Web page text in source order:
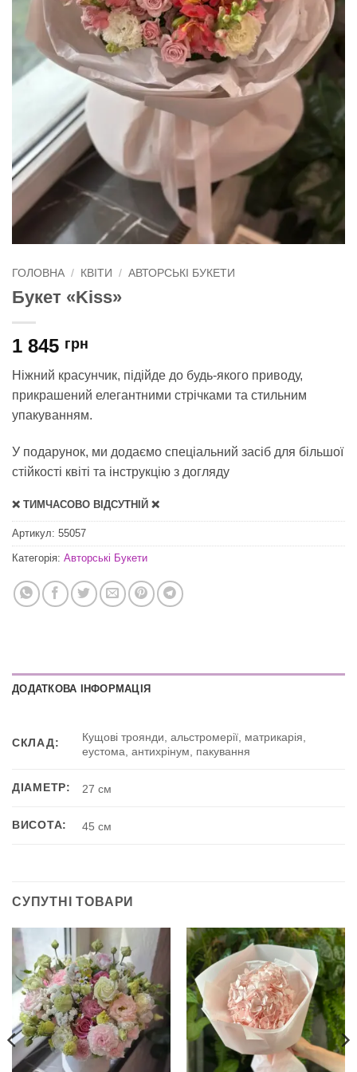
ГОЛОВНА / КВІТИ / АВТОРСЬКІ БУКЕТИ
Букет «Kiss»
1 845 грн
Ніжний красунчик, підійде до будь-якого приводу,
прикрашений елегантними стрічками та стильним
упакуванням.
У подарунок, ми додаємо спеціальний засіб для більшої
стійкості квіті та інструкцію з догляду
❌ ТИМЧАСОВО ВІДСУТНІЙ ❌
Артикул: 55057
Категорія: Авторські Букети
ДОДАТКОВА ІНФОРМАЦІЯ
СКЛАД:
Кущові троянди, альстромерії, матрикарія,
еустома, антихрінум, пакування
ДІАМЕТР: 27 см
ВИСОТА: 45 см
СУПУТНІ ТОВАРИ